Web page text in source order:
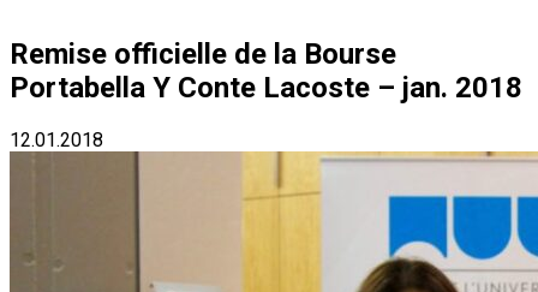
Remise officielle de la Bourse
Portabella Y Conte Lacoste – jan. 2018
12.01.2018